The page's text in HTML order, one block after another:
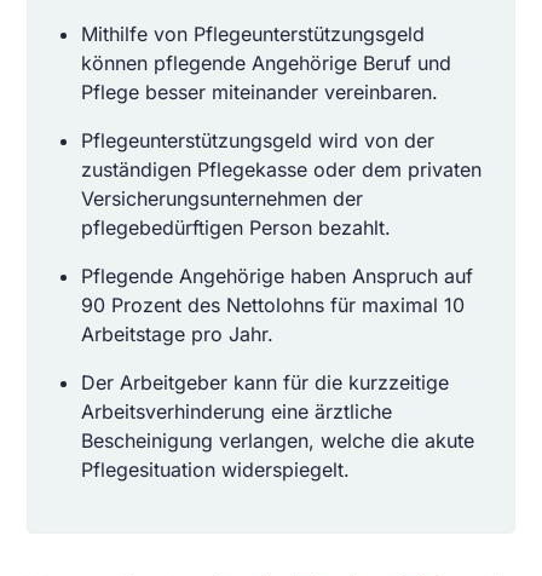
Mithilfe von Pflegeunterstützungsgeld
können pflegende Angehörige Beruf und
Pflege besser miteinander vereinbaren.
Pflegeunterstützungsgeld wird von der
zuständigen Pflegekasse oder dem privaten
Versicherungsunternehmen der
pflegebedürftigen Person bezahlt.
Pflegende Angehörige haben Anspruch auf
90 Prozent des Nettolohns für maximal 10
Arbeitstage pro Jahr.
Der Arbeitgeber kann für die kurzzeitige
Arbeitsverhinderung eine ärztliche
Bescheinigung verlangen, welche die akute
Pflegesituation widerspiegelt.